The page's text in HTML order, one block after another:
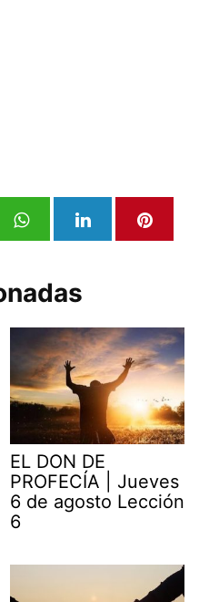
EL DON DE
PROFECÍA | Jueves
6 de agosto Lección
6